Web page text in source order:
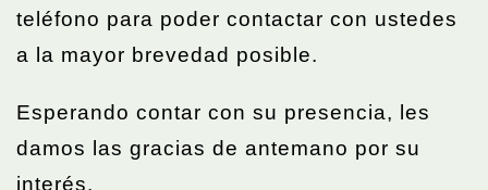
teléfono para poder contactar con ustedes
a la mayor brevedad posible.
Esperando contar con su presencia, les
damos las gracias de antemano por su
interés.